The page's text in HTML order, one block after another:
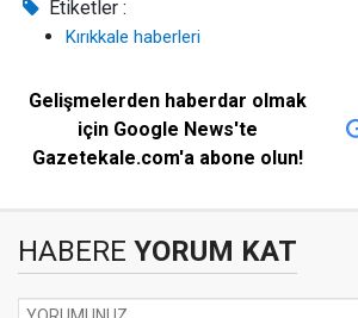
Etiketler :
Kırıkkale haberleri
Gelişmelerden haberdar olmak
için Google News'te
Gazetekale.com'a abone olun!
HABERE YORUM KAT